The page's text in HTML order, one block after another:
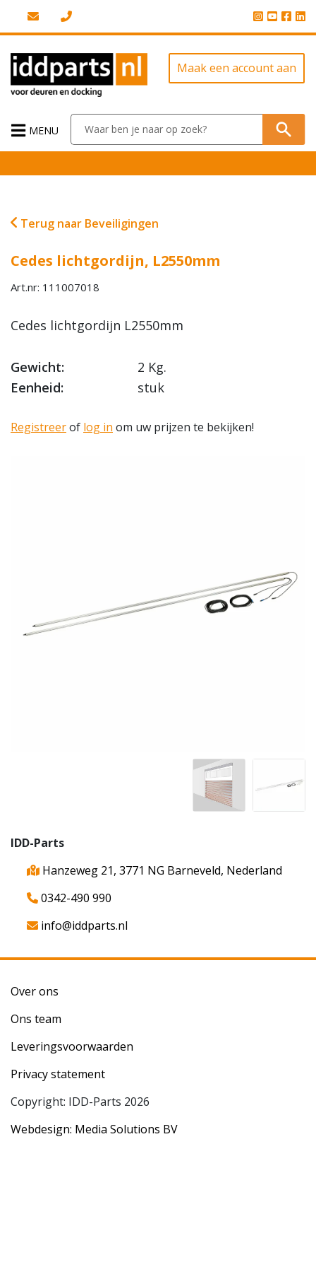
Maak een account aan
MENU
Terug naar Beveiligingen
Cedes lichtgordijn, L2550mm
Art.nr: 111007018
Cedes lichtgordijn L2550mm
Gewicht:
2 Kg.
Eenheid:
stuk
Registreerof log in om uw prijzen te bekijken!
IDD-Parts
Hanzeweg 21, 3771 NG Barneveld, Nederland
0342-490 990
info@iddparts.nl
Over ons
Ons team
Leveringsvoorwaarden
Privacy statement
Copyright: IDD-Parts 2026
Webdesign: Media Solutions BV